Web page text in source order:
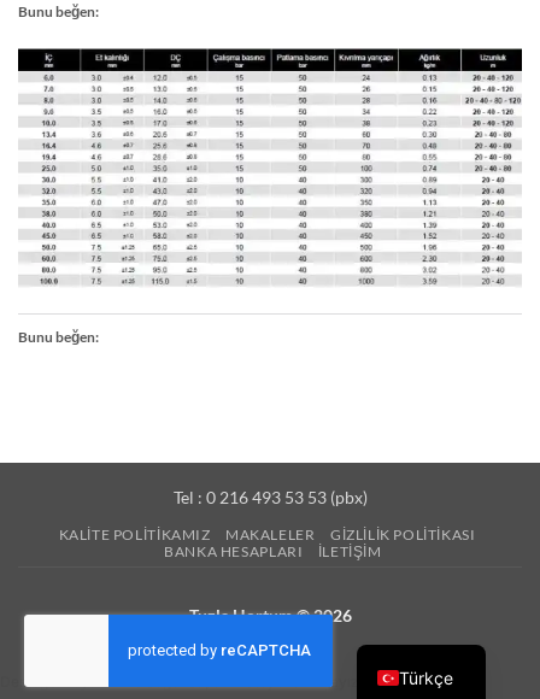
Bunu beğen:
Bunu beğen:
Tel : 0 216 493 53 53 (pbx)
KALITE POLITIKAMIZ MAKALELER
GIZLILIK POLITIKASI
BANKA HESAPLARI
İLETIŞIM
Tuzla Hortum © 2026
Desteğe ihtiyacınız olduğunda, bir mesaj uzaklıktayız. Türkçe